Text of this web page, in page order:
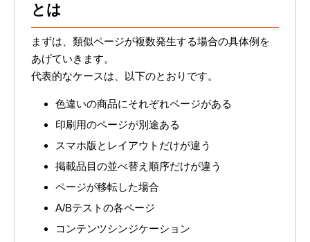
とは
まずは、類似ページが複数発生する場合の具体例を
あげていきます。
代表的なケースは、以下のとおりです。
色違いの商品にそれぞれページがある
印刷用のページが別途ある
スマホ版とレイアウトだけが違う
掲載品目の並べ替え順序だけが違う
ページが移転した場合
A/Bテストの各ページ
コンテンツシンジケーション